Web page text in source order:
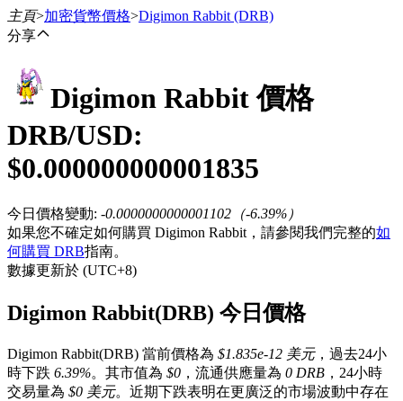
合約
多種以USDT結算的永續合約
主頁>加密貨幣價格>Digimon Rabbit (DRB)
分享
Digimon Rabbit 價格
DRB/USD:
$0.000000000001835
今日價格變動: -0.0000000000001102 （-6.39%）
如果您不確定如何購買 Digimon Rabbit，請參閱我們完整的如
何購買 DRB指南。
數據更新於 (UTC+8)
Digimon Rabbit(DRB) 今日價格
Digimon Rabbit(DRB) 當前價格為 $1.835e-12 美元，過去24小
時下跌 6.39%。其市值為 $0 ，流通供應量為 0 DRB ，24小時
交易量為 $0 美元。近期下跌表明在更廣泛的市場波動中存在